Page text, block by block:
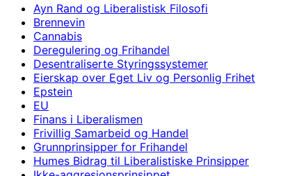
Ayn Rand og Liberalistisk Filosofi
Brennevin
Cannabis
Deregulering og Frihandel
Desentraliserte Styringssystemer
Eierskap over Eget Liv og Personlig Frihet
Epstein
EU
Finans i Liberalismen
Frivillig Samarbeid og Handel
Grunnprinsipper for Frihandel
Humes Bidrag til Liberalistiske Prinsipper